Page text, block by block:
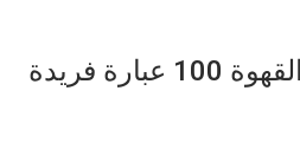
افضل عبارات عن القهوة 100 عبارة فريدة